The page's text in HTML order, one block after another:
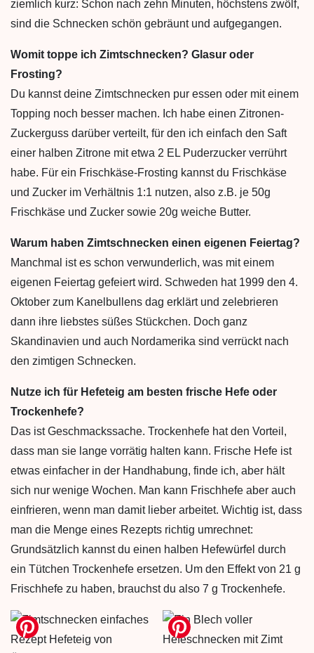
ziemlich kurz: Schon nach zehn Minuten, höchstens zwölf,
sind die Schnecken schön gebräunt und aufgegangen.
Womit toppe ich Zimtschnecken? Glasur oder
Frosting?
Du kannst deine Zimtschnecken pur essen oder mit einem
Topping noch besser machen. Ich habe einen Zitronen-
Zuckerguss darüber verteilt, für den ich einfach den Saft
einer halben Zitrone mit etwa 2 EL Puderzucker verrührt
habe. Für ein Frischkäse-Frosting kannst du Frischkäse
und Zucker im Verhältnis 1:1 nutzen, also z.B. je 50g
Frischkäse und Zucker sowie 20g weiche Butter.
Warum haben Zimtschnecken einen eigenen Feiertag?
Manchmal ist es schon verwunderlich, was mit einem
eigenen Feiertag gefeiert wird. Schweden hat 1999 den 4.
Oktober zum Kanelbullens dag erklärt und zelebrieren
dann ihre liebstes süßes Stückchen. Doch ganz
Skandinavien und auch Nordamerika sind verrückt nach
den zimtigen Schnecken.
Nutze ich für Hefeteig am besten frische Hefe oder
Trockenhefe?
Das ist Geschmackssache. Trockenhefe hat den Vorteil,
dass man sie lange vorrätig halten kann. Frische Hefe ist
etwas einfacher in der Handhabung, finde ich, aber hält
sich nur wenige Wochen. Man kann Frischhefe aber auch
einfrieren, wenn man damit lieber arbeitet. Wichtig ist, dass
man die Menge eines Rezepts richtig umrechnet:
Grundsätzlich kannst du einen halben Hefewürfel durch
ein Tütchen Trockenhefe ersetzen. Um den Effekt von 21 g
Frischhefe zu haben, brauchst du also 7 g Trockenhefe.